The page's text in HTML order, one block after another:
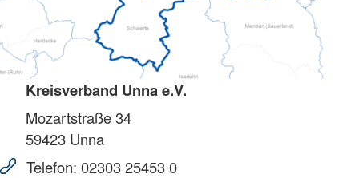
Kreisverband Unna e.V.
Mozartstraße 34
59423 Unna
Telefon: 02303 25453 0